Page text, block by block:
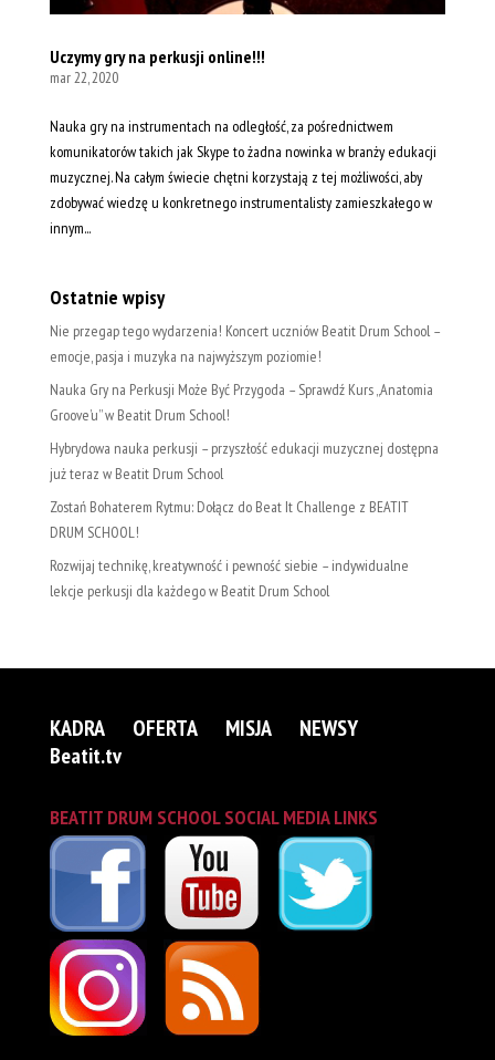
Uczymy gry na perkusji online!!!
mar 22, 2020
Nauka gry na instrumentach na odległość, za pośrednictwem
komunikatorów takich jak Skype to żadna nowinka w branży edukacji
muzycznej. Na całym świecie chętni korzystają z tej możliwości, aby
zdobywać wiedzę u konkretnego instrumentalisty zamieszkałego w
innym...
Ostatnie wpisy
Nie przegap tego wydarzenia! Koncert uczniów Beatit Drum School –
emocje, pasja i muzyka na najwyższym poziomie!
Nauka Gry na Perkusji Może Być Przygoda – Sprawdź Kurs „Anatomia
Groove’u” w Beatit Drum School!
Hybrydowa nauka perkusji – przyszłość edukacji muzycznej dostępna
już teraz w Beatit Drum School
Zostań Bohaterem Rytmu: Dołącz do Beat It Challenge z BEATIT
DRUM SCHOOL!
Rozwijaj technikę, kreatywność i pewność siebie – indywidualne
lekcje perkusji dla każdego w Beatit Drum School
KADRA OFERTA MISJA
NEWSY
Beatit.tv
BEATIT DRUM SCHOOL SOCIAL MEDIA LINKS